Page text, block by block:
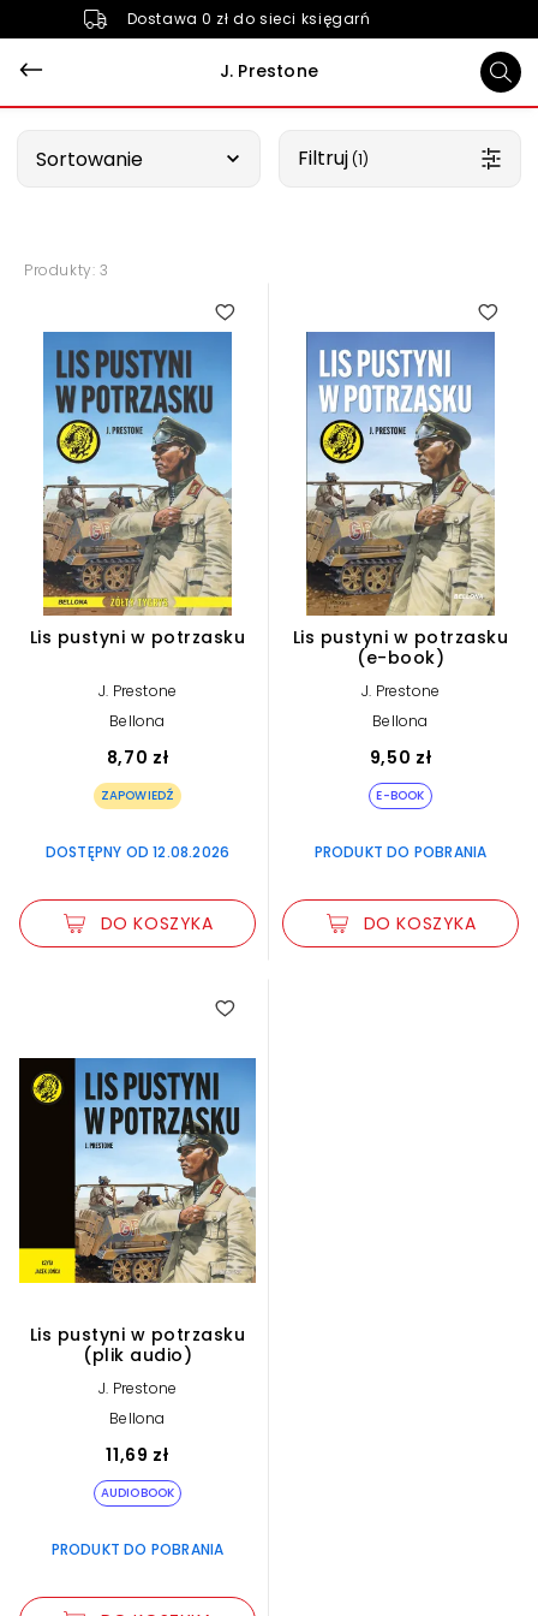
Dostawa 0 zł do sieci księgarń
J. Prestone
Sortowanie Filtruj (1)
Produkty: 3
Lis pustyni w potrzasku
J. Prestone
Bellona
8,70 zł
ZAPOWIEDŹ
DOSTĘPNY OD 12.08.2026
DO KOSZYKA
Lis pustyni w potrzasku
(e-book)
J. Prestone
Bellona
9,50 zł
E-BOOK
PRODUKT DO POBRANIA
DO KOSZYKA
Lis pustyni w potrzasku
(plik audio)
J. Prestone
Bellona
11,69 zł
AUDIOBOOK
PRODUKT DO POBRANIA